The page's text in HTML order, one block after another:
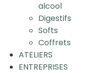
alcool
Digestifs
Softs
Coffrets
ATELIERS
ENTREPRISES